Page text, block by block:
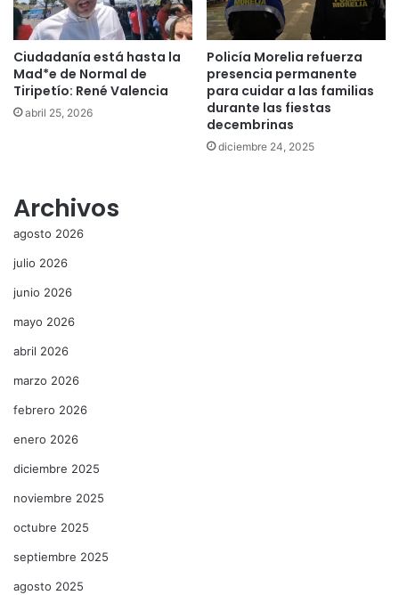
Ciudadanía está hasta la
Mad*e de Normal de
Tiripetío: René Valencia
abril 25, 2026
Policía Morelia refuerza
presencia permanente
para cuidar a las familias
durante las fiestas
decembrinas
diciembre 24, 2025
Archivos
agosto 2026
julio 2026
junio 2026
mayo 2026
abril 2026
marzo 2026
febrero 2026
enero 2026
diciembre 2025
noviembre 2025
octubre 2025
septiembre 2025
agosto 2025